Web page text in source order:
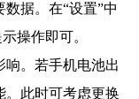
据。在“设置”中
操作即可。
响。若手机电池出
。此时可考虑更换